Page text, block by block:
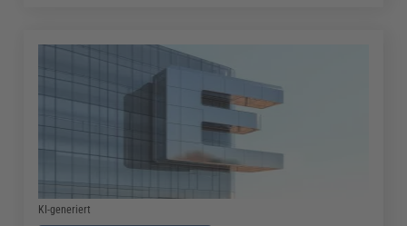
KI-generiert